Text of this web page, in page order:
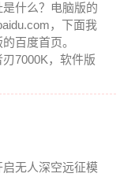
什么？电脑版的
，下面我
百度首页。
刃7000K，软件版
无人深空远征模